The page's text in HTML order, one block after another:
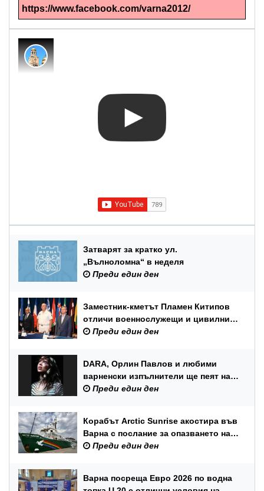
https://www.facebook.com/varna2012/
Затварят за кратко ул.
„Вълноломна“ в неделя
Преди един ден
Заместник-кметът Пламен Китипов
отличи военнослужещи и цивилни
служители по повод Празника на
Преди един ден
DARA, Орлин Павлов и любими
варненски изпълнители ще пеят на
празника на Варна
Преди един ден
Корабът Arctic Sunrise акостира във
Варна с послание за опазването на
Черно море
Преди един ден
Варна посреща Евро 2026 по водна